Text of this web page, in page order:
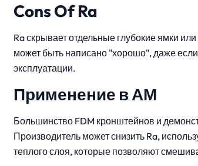
Cons Of Ra
Ra скрывает отдельные глубокие ямки
может быть написано "хорошо", даже
эксплуатации.
Применение в АМ
Большинство FDM кронштейнов и
Производитель может снизить Ra,
теплого слоя, которые позволяют